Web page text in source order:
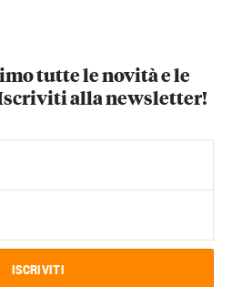
tutte le novità e le
alla newsletter!